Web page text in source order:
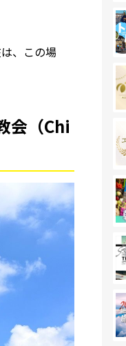
、この場
会（Chi